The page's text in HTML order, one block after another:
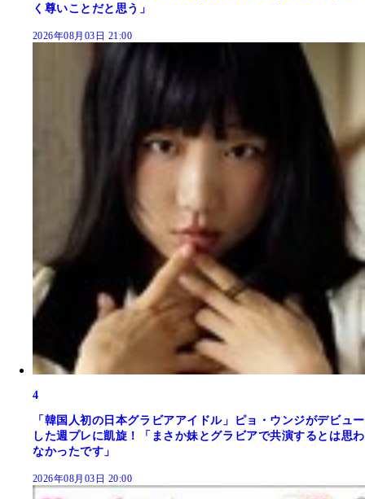
く尊いことだと思う」
2026年08月03日 21:00
4
「韓国人初の日本グラビアアイドル」ピョ・ウンジがデビュー
した週プレに凱旋！「まさか妹とグラビアで共演するとは思わ
なかったです」
2026年08月03日 20:00